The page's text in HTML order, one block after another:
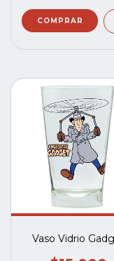
Vaso Vidrio